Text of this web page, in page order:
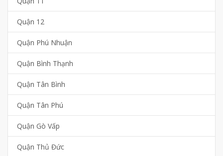
Quận 12
Quận Phú Nhuận
Quận Bình Thạnh
Quận Tân Bình
Quận Tân Phú
Quận Gò Vấp
Quận Thủ Đức